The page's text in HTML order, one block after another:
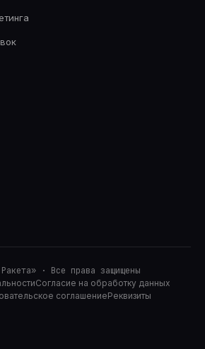
· Все права защищены
Согласие на обработку данных
соглашениеРеквизиты